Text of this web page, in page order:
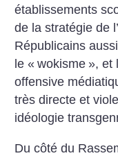
établissements
de la stratégie de
Républicains
le « wokisme », et
offensive
très directe et
idéologie
Du côté du